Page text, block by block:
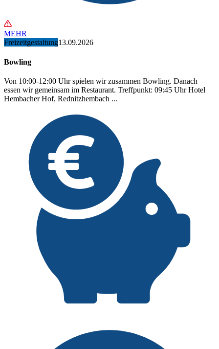
MEHR
Freizeitgestaltung13.09.2026
Bowling
Von 10:00-12:00 Uhr spielen wir zusammen Bowling. Danach
essen wir gemeinsam im Restaurant. Treffpunkt: 09:45 Uhr Hotel
Hembacher Hof, Rednitzhembach ...